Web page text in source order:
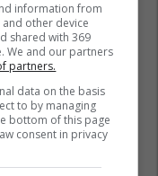
information from
other device
shared with 369
We and our partners
partners.
data on the basis
to by managing
bottom of this page
consent in privacy